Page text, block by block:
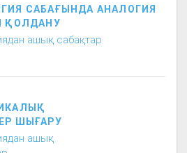
САБАҒЫНДА АНАЛОГИЯ
ҚОЛДАНУ
ашық сабақтар
ШЫҒАРУ
ашық